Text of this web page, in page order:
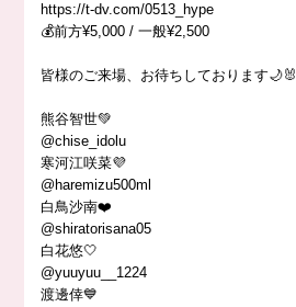
https://t-dv.com/0513_hype
💰前方¥5,000 / 一般¥2,500
皆様のご来場、お待ちしております🌙🐰
熊谷智世💚
@chise_idolu
寒河江咲菜💜
@haremizu500ml
白鳥沙南❤️
@shiratorisana05
白花悠🤍
@yuuyuu__1224
渡邊倖💙